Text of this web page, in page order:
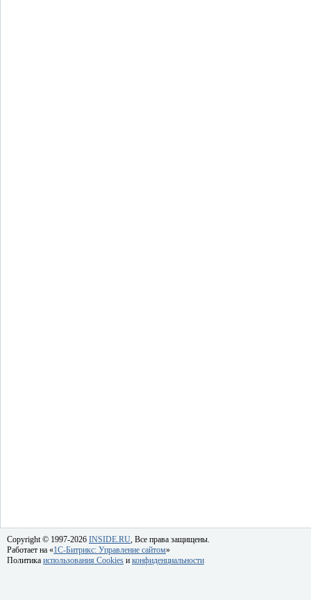
Copyright © 1997-2026 INSIDE.RU, Все права защищены.
Работает на «1C-Битрикс: Управление сайтом»
Политика использования Cookies и конфиденциальности